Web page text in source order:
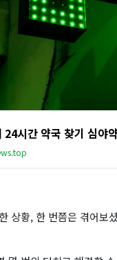
24시간 약국 찾기 심야
상황, 한 번쯤은 겪어보